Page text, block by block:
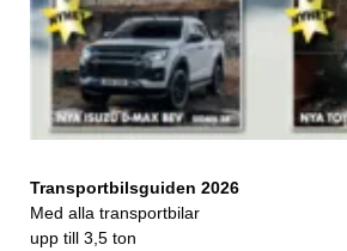
Transportbilsguiden 2026
Med alla transportbilar
upp till 3,5 ton